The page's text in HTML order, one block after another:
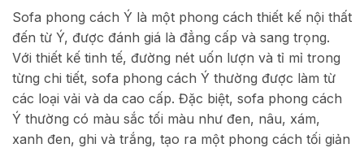
Sofa phong cách Ý là một phong cách thiết kế nội thất
đến từ Ý, được đánh giá là đẳng cấp và sang trọng.
Với thiết kế tinh tế, đường nét uốn lượn và tỉ mỉ trong
từng chi tiết, sofa phong cách Ý thường được làm từ
các loại vải và da cao cấp. Đặc biệt, sofa phong cách
Ý thường có màu sắc tối màu như đen, nâu, xám,
xanh đen, ghi và trắng, tạo ra một phong cách tối giản